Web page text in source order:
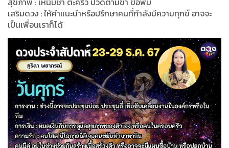
เสริมดวง : ให้คำแนะนำหรือปรึกษาคนที่กำลังมีความทุกข์ อาจจะ
เป็นเพื่อนเราก็ได้